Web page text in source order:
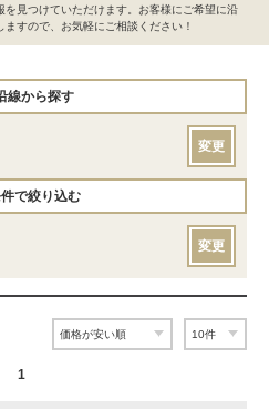
見つけていただけます。お客様にご希望に沿
すので、お気軽にご相談ください！
線から探す
変更
で絞り込む
変更
1